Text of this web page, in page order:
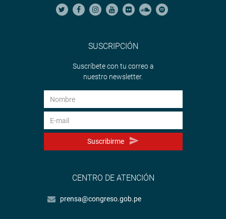
SUSCRIPCIÓN
Suscríbete con tu correo a
nuestro newsletter.
Suscribirme
CENTRO DE ATENCIÓN
prensa@congreso.gob.pe